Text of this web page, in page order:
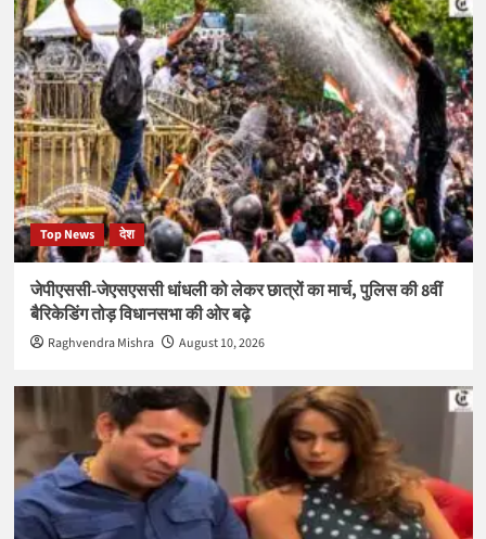
Top News देश
जेपीएससी-जेएसएससी धांधली को लेकर छात्रों का मार्च, पुलिस की 8वीं
बैरिकेडिंग तोड़ विधानसभा की ओर बढ़े
Raghvendra Mishra August 10, 2026